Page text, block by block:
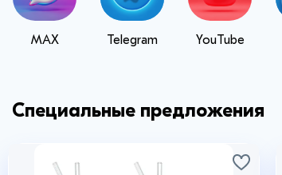
MAX Telegram YouTube
Специальные предложения